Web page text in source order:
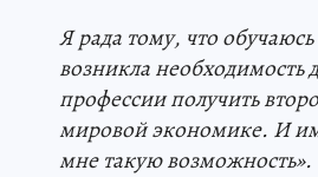
Я рада тому, что
возникла необходимость
профессии получить
мировой экономике. И
мне такую возможность».